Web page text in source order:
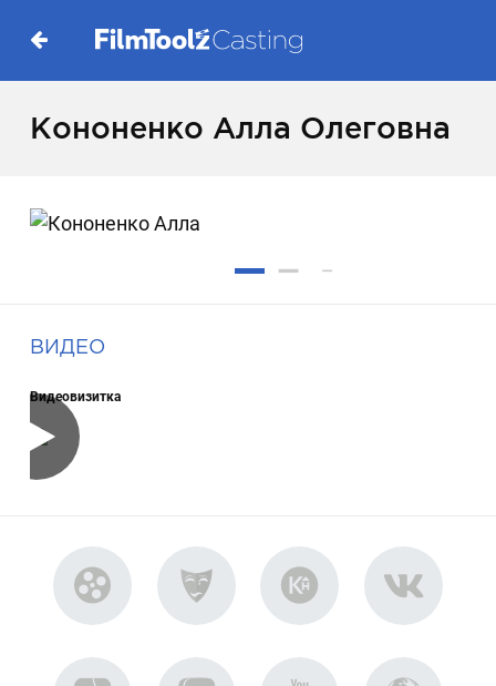
Кононенко Алла Олеговна
ВИДЕО
Видеовизитка